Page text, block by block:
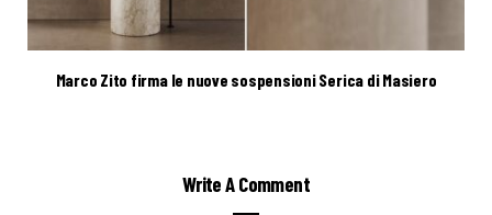
Marco Zito firma le nuove sospensioni Serica di Masiero
Write A Comment